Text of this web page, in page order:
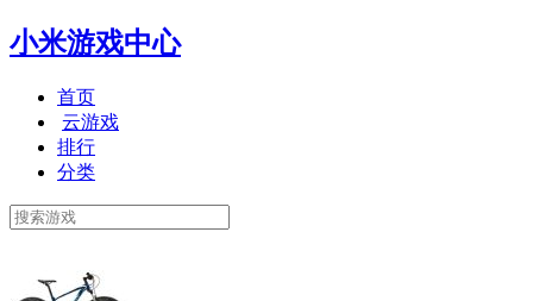
小米游戏中心
首页
云游戏
排行
分类